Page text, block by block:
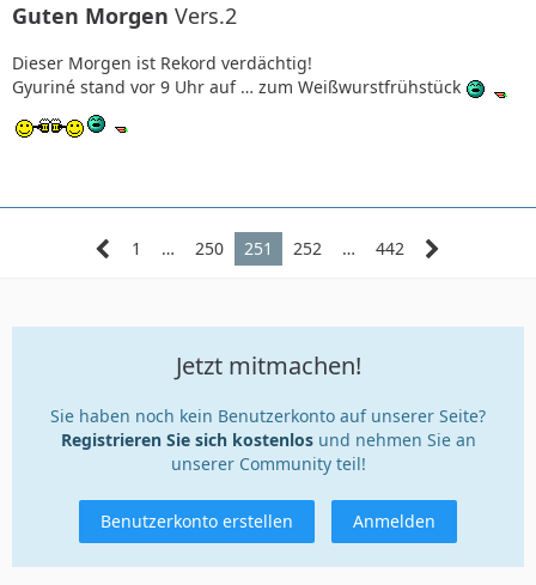
Guten Morgen Vers.2
Dieser Morgen ist Rekord verdächtig!
Gyuriné stand vor 9 Uhr auf … zum Weißwurstfrühstück
1 … 250 251 252 … 442
Jetzt mitmachen!
Sie haben noch kein Benutzerkonto auf unserer Seite?
Registrieren Sie sich kostenlosund nehmen Sie an
unserer Community teil!
Benutzerkonto erstellen Anmelden